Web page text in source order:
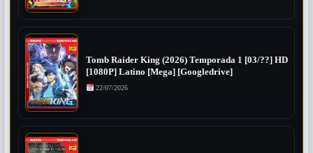
Tomb Raider King (2026) Temporada 1 [03/??] HD
[1080P] Latino [Mega] [Googledrive]
22/07/2026